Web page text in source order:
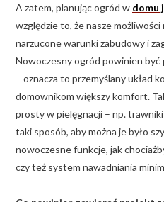
A zatem, planując ogród w domu
względzie to, że nasze
narzucone warunki zabudowy i
Nowoczesny ogród powinien
– oznacza to przemyślany układ
domownikom większy komfort.
prosty w pielęgnacji – np.
taki sposób, aby można je było
nowoczesne funkcje, jak
czy też system nawadniania